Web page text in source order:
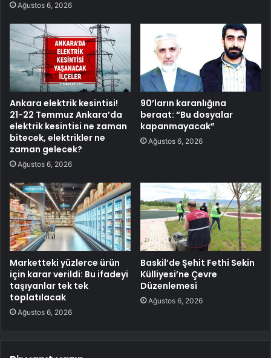
Ağustos 6, 2026
Ankara elektrik kesintisi!
21-22 Temmuz Ankara’da
elektrik kesintisi ne zaman
bitecek, elektrikler ne
zaman gelecek?
Ağustos 6, 2026
90’ların karanlığına
beraat: “Bu dosyalar
kapanmayacak”
Ağustos 6, 2026
Marketteki yüzlerce ürün
için karar verildi: Bu ifadeyi
taşıyanlar tek tek
toplatılacak
Ağustos 6, 2026
Baskil’de Şehit Fethi Sekin
Külliyesi’ne Çevre
Düzenlemesi
Ağustos 6, 2026